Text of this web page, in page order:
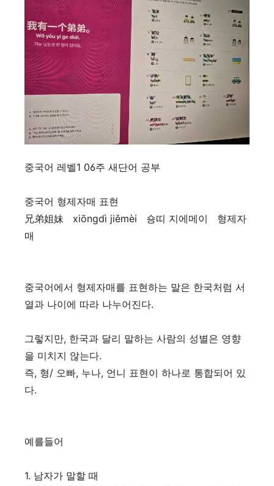
중국어 레벨1 06주 새단어 공부
중국어 형제자매 표현
兄弟姐妹 xiōngdì jiěmèi 숑띠 지에메이 형제자
매
중국어에서 형제자매를 표현하는 말은 한국처럼 서
열과 나이에 따라 나누어진다.
그렇지만, 한국과 달리 말하는 사람의 성별은 영향
을 미치지 않는다.
즉, 형/ 오빠, 누나, 언니 표현이 하나로 통합되어 있
다.
예를들어
1. 남자가 말할 때